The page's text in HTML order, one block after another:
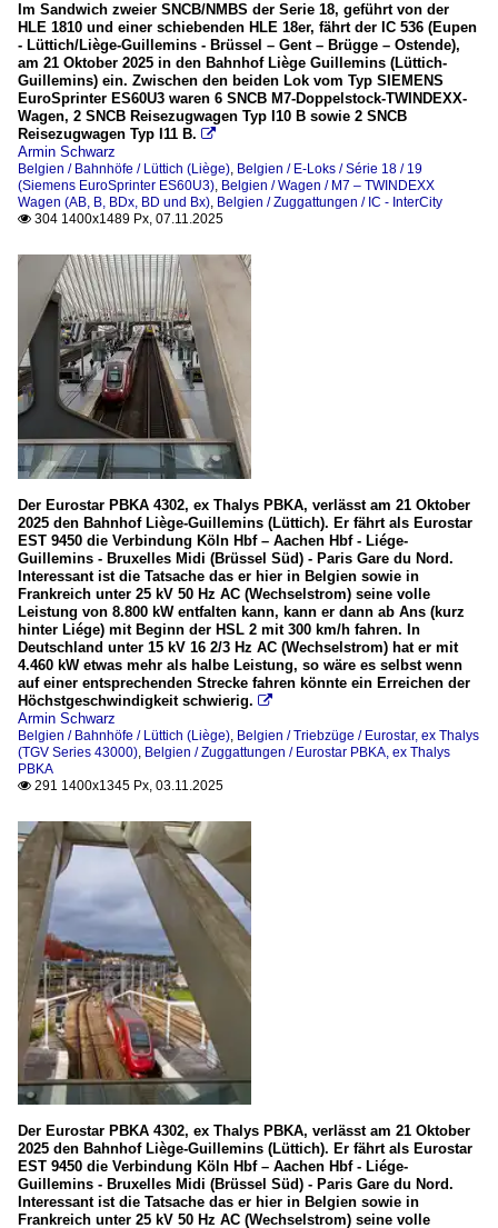
Im Sandwich zweier SNCB/NMBS der Serie 18, geführt von der
HLE 1810 und einer schiebenden HLE 18er, fährt der IC 536 (Eupen
- Lüttich/Liège-Guillemins - Brüssel – Gent – Brügge – Ostende),
am 21 Oktober 2025 in den Bahnhof Liège Guillemins (Lüttich-
Guillemins) ein. Zwischen den beiden Lok vom Typ SIEMENS
EuroSprinter ES60U3 waren 6 SNCB M7-Doppelstock-TWINDEXX-
Wagen, 2 SNCB Reisezugwagen Typ I10 B sowie 2 SNCB
Reisezugwagen Typ I11 B. 
Armin Schwarz
Belgien / Bahnhöfe / Lüttich (Liège), Belgien / E-Loks / Série 18 / 19
(Siemens EuroSprinter ES60U3), Belgien / Wagen / M7 – TWINDEXX
Wagen (AB, B, BDx, BD und Bx), Belgien / Zuggattungen / IC - InterCity
 304 1400x1489 Px, 07.11.2025
Der Eurostar PBKA 4302, ex Thalys PBKA, verlässt am 21 Oktober
2025 den Bahnhof Liège-Guillemins (Lüttich). Er fährt als Eurostar
EST 9450 die Verbindung Köln Hbf – Aachen Hbf - Liége-
Guillemins - Bruxelles Midi (Brüssel Süd) - Paris Gare du Nord.
Interessant ist die Tatsache das er hier in Belgien sowie in
Frankreich unter 25 kV 50 Hz AC (Wechselstrom) seine volle
Leistung von 8.800 kW entfalten kann, kann er dann ab Ans (kurz
hinter Liége) mit Beginn der HSL 2 mit 300 km/h fahren. In
Deutschland unter 15 kV 16 2/3 Hz AC (Wechselstrom) hat er mit
4.460 kW etwas mehr als halbe Leistung, so wäre es selbst wenn
auf einer entsprechenden Strecke fahren könnte ein Erreichen der
Höchstgeschwindigkeit schwierig. 
Armin Schwarz
Belgien / Bahnhöfe / Lüttich (Liège), Belgien / Triebzüge / Eurostar, ex Thalys
(TGV Series 43000), Belgien / Zuggattungen / Eurostar PBKA, ex Thalys
PBKA
 291 1400x1345 Px, 03.11.2025
Der Eurostar PBKA 4302, ex Thalys PBKA, verlässt am 21 Oktober
2025 den Bahnhof Liège-Guillemins (Lüttich). Er fährt als Eurostar
EST 9450 die Verbindung Köln Hbf – Aachen Hbf - Liége-
Guillemins - Bruxelles Midi (Brüssel Süd) - Paris Gare du Nord.
Interessant ist die Tatsache das er hier in Belgien sowie in
Frankreich unter 25 kV 50 Hz AC (Wechselstrom) seine volle